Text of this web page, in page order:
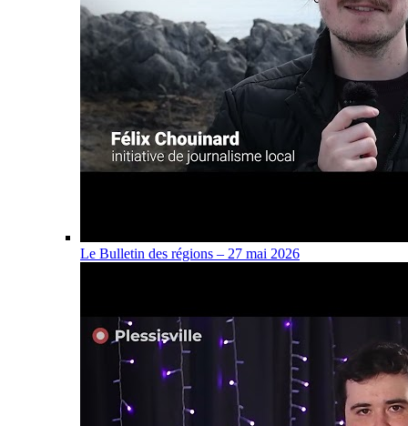
Le Bulletin des régions – 27 mai 2026